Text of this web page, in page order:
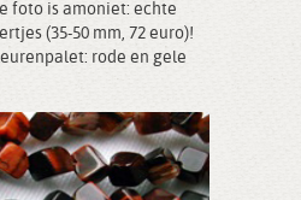
foto is amoniet: echte
(35-50 mm, 72 euro)!
rode en gele